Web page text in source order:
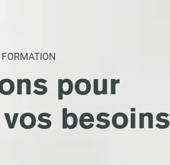
pour
besoins